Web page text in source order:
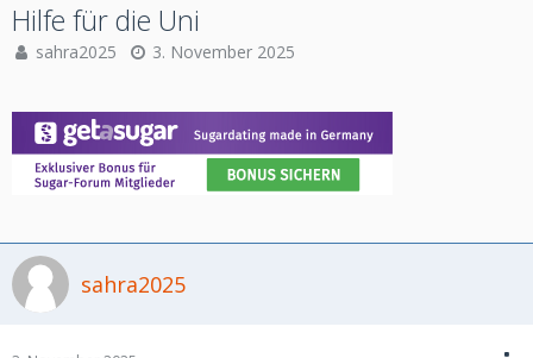
Hilfe für die Uni
sahra2025 3. November 2025
sahra2025